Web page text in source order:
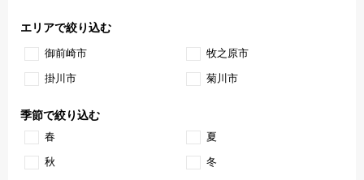
エリアで絞り込む
御前崎市 牧之原市
掛川市 菊川市
季節で絞り込む
春 夏
秋 冬